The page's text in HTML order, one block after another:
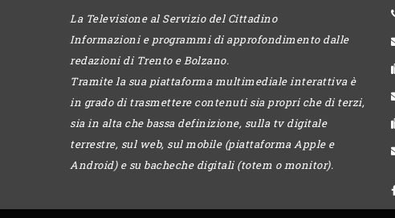
La Televisione al Servizio del Cittadino
Informazioni e programmi di approfondimento dalle
redazioni di Trento e Bolzano.
Tramite la sua piattaforma multimediale interattiva è
in grado di trasmettere contenuti sia propri che di terzi,
sia in alta che bassa definizione, sulla tv digitale
terrestre, sul web, sul mobile (piattaforma Apple e
Android) e su bacheche digitali (totem o monitor).